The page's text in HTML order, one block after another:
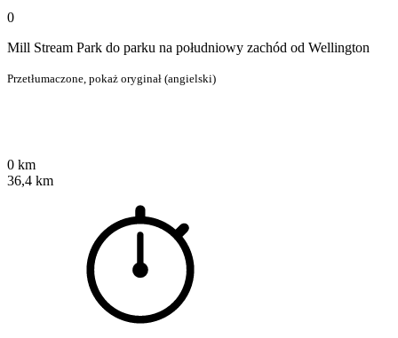
0
Mill Stream Park do parku na południowy zachód od Wellington
Przetłumaczone, pokaż oryginał (angielski)
0 km
36,4 km